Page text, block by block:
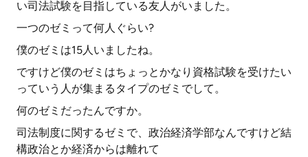
い司法試験を目指している友人がいました。
一つのゼミって何人ぐらい?
僕のゼミは15人いましたね。
ですけど僕のゼミはちょっとかなり資格試験を受けたい
っていう人が集まるタイプのゼミでして。
何のゼミだったんですか。
司法制度に関するゼミで、政治経済学部なんですけど結
構政治とか経済からは離れて